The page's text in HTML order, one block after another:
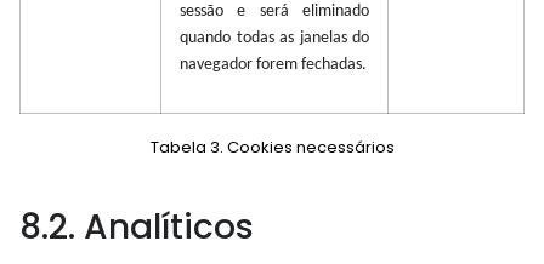
sessão e será eliminado
quando todas as janelas do
navegador forem fechadas.
Tabela 3. Cookies necessários
8.2. Analíticos